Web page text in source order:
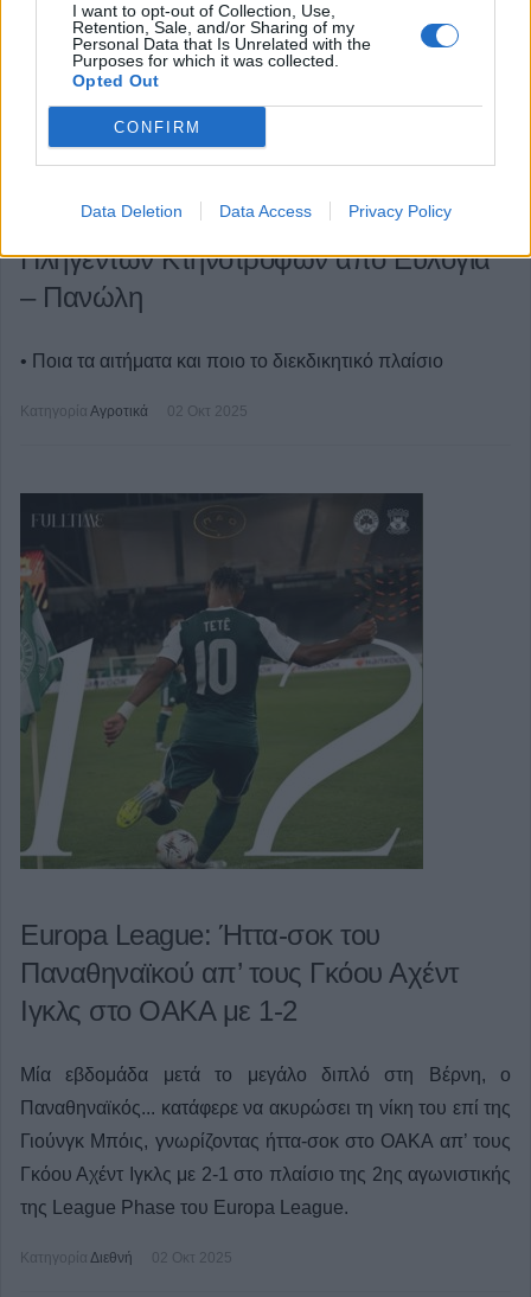
I want to opt-out of Collection, Use,
Retention, Sale, and/or Sharing of my
Personal Data that Is Unrelated with the
Purposes for which it was collected.
Opted Out
CONFIRM
Data Deletion Data Access Privacy Policy
Ιδρύθηκε Πανελλήνιος Σύλλογος
Πληγέντων Κτηνοτρόφων από Ευλογιά
– Πανώλη
• Ποια τα αιτήματα και ποιο το διεκδικητικό πλαίσιο
Κατηγορία Αγροτικά 02 Οκτ 2025
Europa League: Ήττα-σοκ του
Παναθηναϊκού απ’ τους Γκόου Αχέντ
Ιγκλς στο ΟΑΚΑ με 1-2
Μία εβδομάδα μετά το μεγάλο διπλό στη Βέρνη, ο
Παναθηναϊκός... κατάφερε να ακυρώσει τη νίκη του επί της
Γιούνγκ Μπόις, γνωρίζοντας ήττα-σοκ στο ΟΑΚΑ απ’ τους
Γκόου Αχέντ Ιγκλς με 2-1 στο πλαίσιο της 2ης αγωνιστικής
της League Phase του Europa League.
Κατηγορία Διεθνή 02 Οκτ 2025